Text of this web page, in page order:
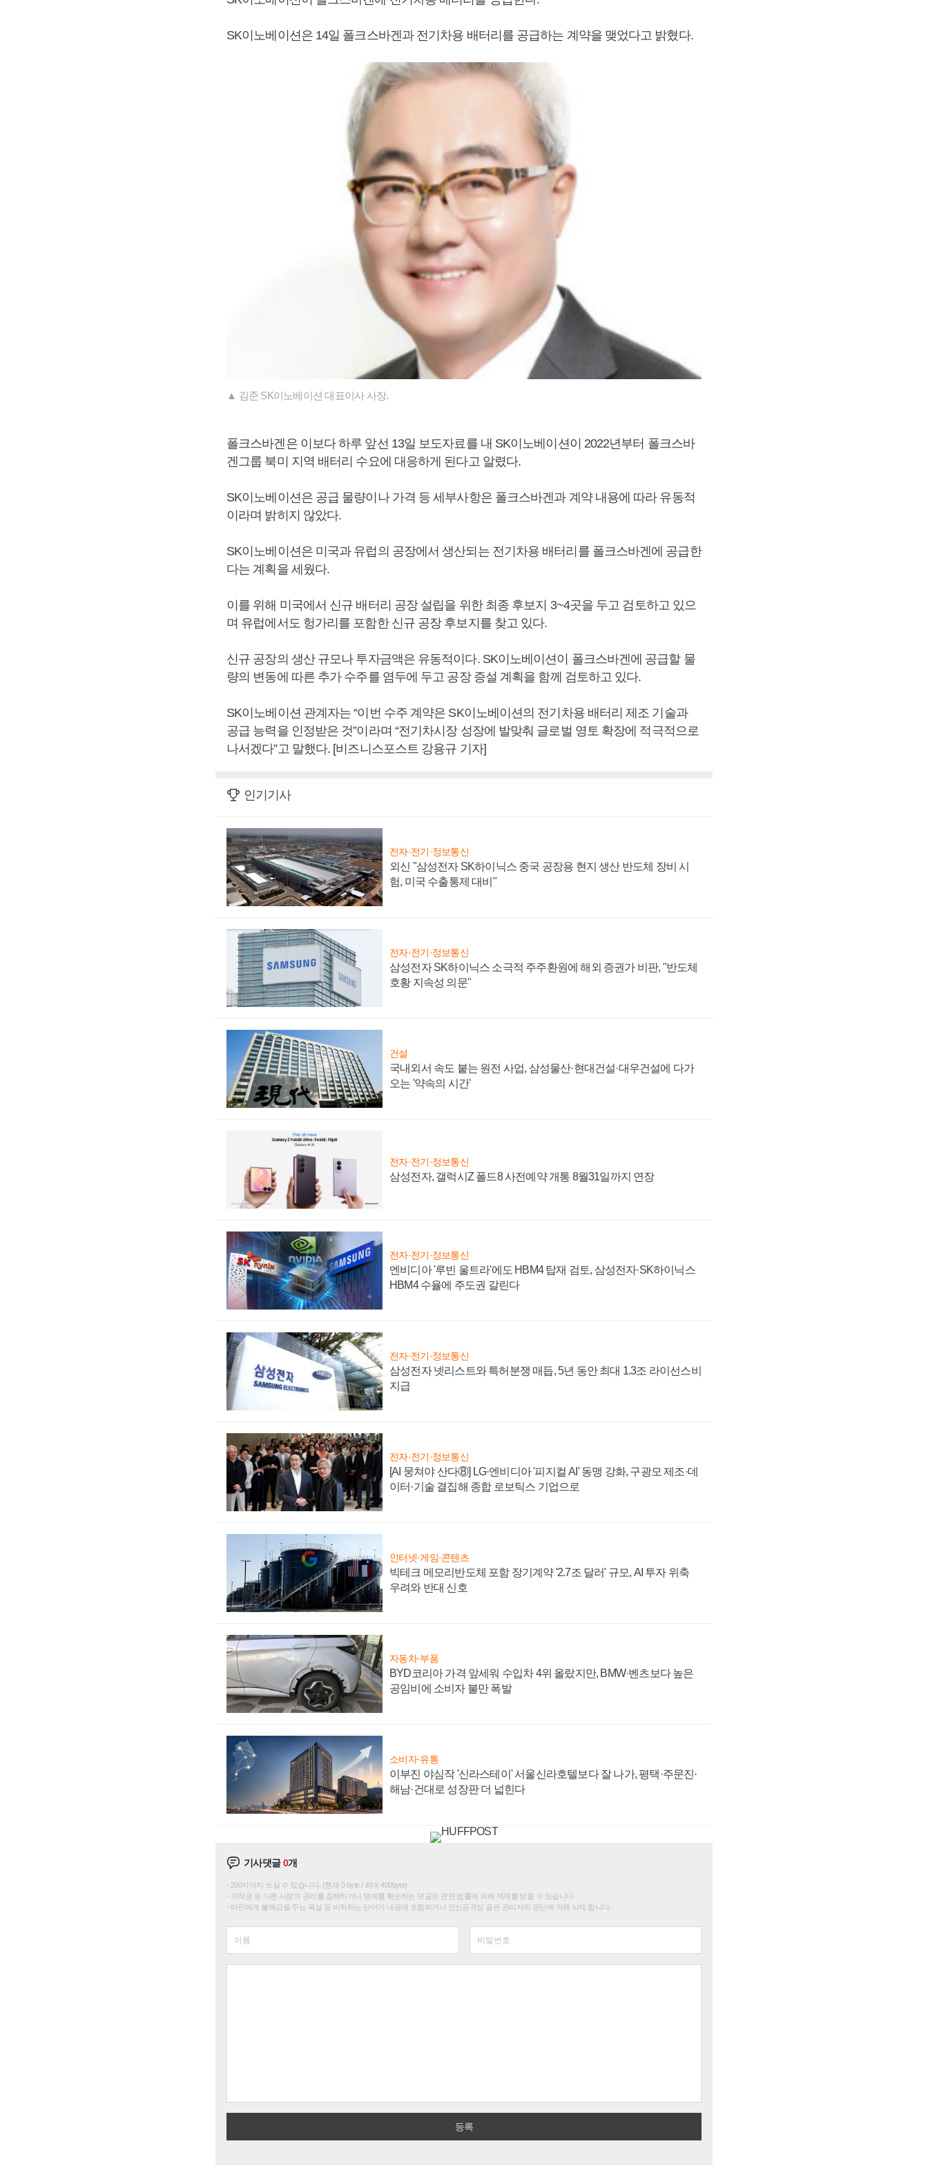
SK이노베이션은 14일 폴크스바겐과 전기차용 배터리를 공급하는 계약을 맺었다고 밝혔다.
▲ 김준 SK이노베이션 대표이사 사장.
폴크스바겐은 이보다 하루 앞선 13일 보도자료를 내 SK이노베이션이 2022년부터 폴크스바
겐그룹 북미 지역 배터리 수요에 대응하게 된다고 알렸다.
SK이노베이션은 공급 물량이나 가격 등 세부사항은 폴크스바겐과 계약 내용에 따라 유동적
이라며 밝히지 않았다.
SK이노베이션은 미국과 유럽의 공장에서 생산되는 전기차용 배터리를 폴크스바겐에 공급한
다는 계획을 세웠다.
이를 위해 미국에서 신규 배터리 공장 설립을 위한 최종 후보지 3~4곳을 두고 검토하고 있으
며 유럽에서도 헝가리를 포함한 신규 공장 후보지를 찾고 있다.
신규 공장의 생산 규모나 투자금액은 유동적이다. SK이노베이션이 폴크스바겐에 공급할 물
량의 변동에 따른 추가 수주를 염두에 두고 공장 증설 계획을 함께 검토하고 있다.
SK이노베이션 관계자는 “이번 수주 계약은 SK이노베이션의 전기차용 배터리 제조 기술과
공급 능력을 인정받은 것”이라며 “전기차시장 성장에 발맞춰 글로벌 영토 확장에 적극적으로
나서겠다”고 말했다. [비즈니스포스트 강용규 기자]
인기기사
전자·전기·정보통신
외신 "삼성전자 SK하이닉스 중국 공장용 현지 생산 반도체 장비 시
험, 미국 수출통제 대비"
전자·전기·정보통신
삼성전자 SK하이닉스 소극적 주주환원에 해외 증권가 비판, "반도체
호황 지속성 의문"
건설
국내외서 속도 붙는 원전 사업, 삼성물산·현대건설·대우건설에 다가
오는 '약속의 시간'
전자·전기·정보통신
삼성전자, 갤럭시Z 폴드8 사전예약 개통 8월31일까지 연장
전자·전기·정보통신
엔비디아 '루빈 울트라'에도 HBM4 탑재 검토, 삼성전자·SK하이닉스
HBM4 수율에 주도권 갈린다
전자·전기·정보통신
삼성전자 넷리스트와 특허분쟁 매듭, 5년 동안 최대 1.3조 라이선스비
지급
전자·전기·정보통신
[AI 뭉쳐야 산다⑧] LG·엔비디아 '피지컬 AI' 동맹 강화, 구광모 제조·데
이터·기술 결집해 종합 로보틱스 기업으로
인터넷·게임·콘텐츠
빅테크 메모리반도체 포함 장기계약 '2.7조 달러' 규모, AI 투자 위축
우려와 반대 신호
자동차·부품
BYD코리아 가격 앞세워 수입차 4위 올랐지만, BMW·벤츠보다 높은
공임비에 소비자 불만 폭발
소비자·유통
이부진 야심작 '신라스테이' 서울신라호텔보다 잘 나가, 평택·주문진·
해남·건대로 성장판 더 넓힌다
기사댓글0개
200자까지 쓰실 수 있습니다. (현재 0 byte / 최대 400byte)
저작권 등 다른 사람의 권리를 침해하거나 명예를 훼손하는 댓글은 관련 법률에 의해 제재를 받을 수 있습니다.
타인에게 불쾌감을 주는 욕설 등 비하하는 단어가 내용에 포함되거나 인신공격성 글은 관리자의 판단에 의해 삭제 합니다.